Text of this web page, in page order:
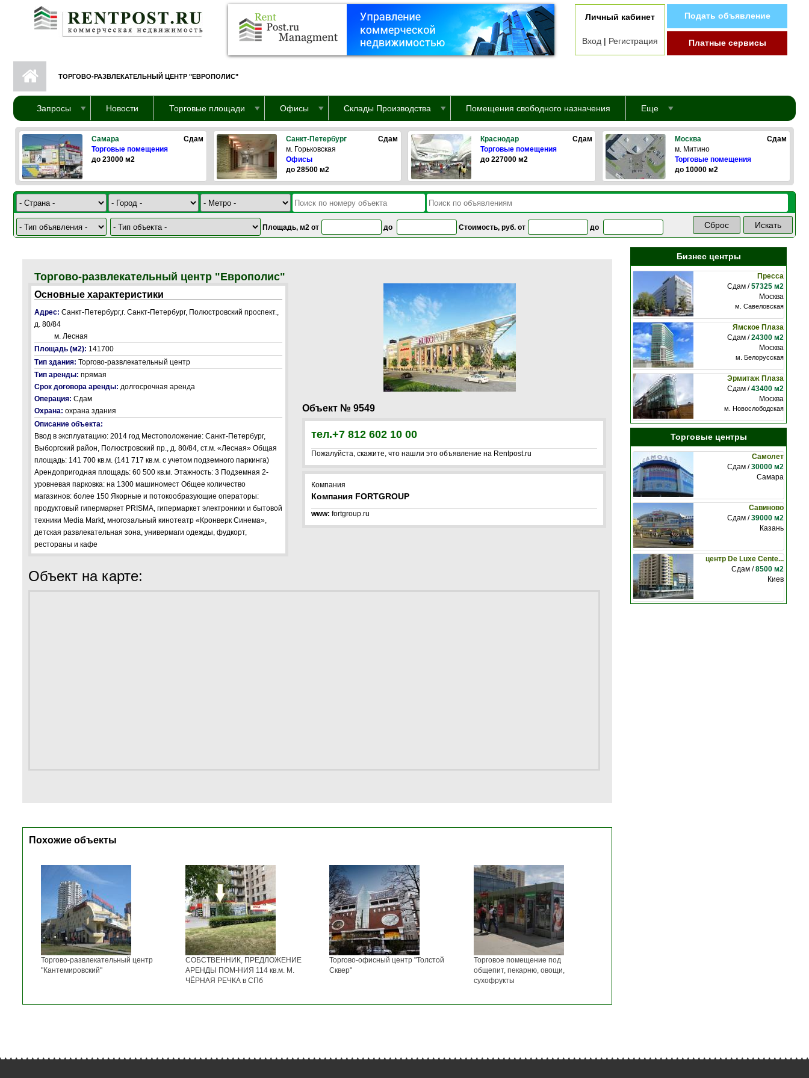
Перейти к основному содержанию
Личный кабинет
Вход | Регистрация
Подать объявление
Платные сервисы
ТОРГОВО-РАЗВЛЕКАТЕЛЬНЫЙ ЦЕНТР "ЕВРОПОЛИС"
Запросы Новости Торговые площади Офисы Склады Производства Помещения свободного назначения Еще
Самара
Сдам
Торговые помещения
до 23000 м2
Санкт-Петербург
Сдам
м. Горьковская
Офисы
до 28500 м2
Краснодар
Сдам
Торговые помещения
до 227000 м2
Москва
Сдам
м. Митино
Торговые помещения
до 10000 м2
Площадь, м2 от до Стоимость, руб. от до
Объект № 9549
тел.+7 812 602 10 00
Пожалуйста, скажите, что нашли это объявление на Rentpost.ru
Компания
Компания FORTGROUP
www: fortgroup.ru
Торгово-развлекательный центр "Европолис"
Основные характеристики
Адрес: Санкт-Петербург,г. Санкт-Петербург, Полюстровский проспект.,
д. 80/84
м. Лесная
Площадь (м2): 141700
Тип здания: Торгово-развлекательный центр
Тип аренды: прямая
Срок договора аренды: долгосрочная аренда
Операция: Сдам
Охрана: охрана здания
Описание объекта:
Ввод в эксплуатацию: 2014 год Местоположение: Санкт-Петербург,
Выборгский район, Полюстровский пр., д. 80/84, ст.м. «Лесная» Общая
площадь: 141 700 кв.м. (141 717 кв.м. с учетом подземного паркинга)
Арендопригодная площадь: 60 500 кв.м. Этажность: 3 Подземная 2-
уровневая парковка: на 1300 машиномест Общее количество
магазинов: более 150 Якорные и потокообразующие операторы:
продуктовый гипермаркет PRISMA, гипермаркет электроники и бытовой
техники Media Markt, многозальный кинотеатр «Кронверк Синема»,
детская развлекательная зона, универмаги одежды, фудкорт,
рестораны и кафе
Объект на карте:
Похожие объекты
Торгово-развлекательный центр
"Кантемировский"
СОБСТВЕННИК, ПРЕДЛОЖЕНИЕ
АРЕНДЫ ПОМ-НИЯ 114 кв.м. М.
ЧЁРНАЯ РЕЧКА в СПб
Торгово-офисный центр "Толстой
Сквер"
Торговое помещение под
общепит, пекарню, овощи,
сухофрукты
Бизнес центры
Пресса
Сдам /57325 м2
Москва
м. Савеловская
Ямское Плаза
Сдам /24300 м2
Москва
м. Белорусская
Эрмитаж Плаза
Сдам /43400 м2
Москва
м. Новослободская
Торговые центры
Самолет
Сдам /30000 м2
Самара
Савиново
Сдам /39000 м2
Казань
центр De Luxe Cente...
Сдам /8500 м2
Киев